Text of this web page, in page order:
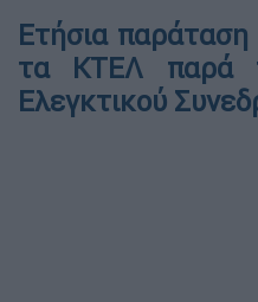
Ετήσια
τα ΚΤΕΛ παρά
Ελεγκτικού